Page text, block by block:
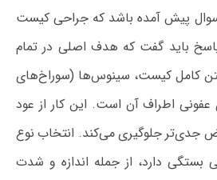
پیش آمده باشد که جراحی کیست
باید گفت که هدف اصلی در تمام
کامل کیست، سینوس‌ها (سوراخ‌های
اطراف آن است. این کار از عود
جدی‌تر جلوگیری می‌کند. انتخاب نوع
بستگی دارد، از جمله اندازه و شدت